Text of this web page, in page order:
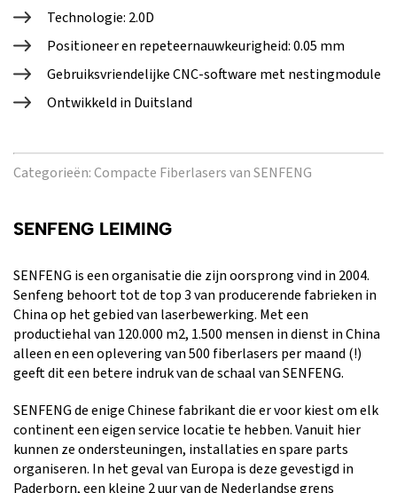
Technologie: 2.0D
Positioneer en repeteernauwkeurigheid: 0.05 mm
Gebruiksvriendelijke CNC-software met nestingmodule
Ontwikkeld in Duitsland
Categorieën:Compacte Fiberlasers van SENFENG
SENFENG LEIMING
SENFENG is een organisatie die zijn oorsprong vind in 2004.
Senfeng behoort tot de top 3 van producerende fabrieken in
China op het gebied van laserbewerking. Met een
productiehal van 120.000 m2, 1.500 mensen in dienst in China
alleen en een oplevering van 500 fiberlasers per maand (!)
geeft dit een betere indruk van de schaal van SENFENG.
SENFENG de enige Chinese fabrikant die er voor kiest om elk
continent een eigen service locatie te hebben. Vanuit hier
kunnen ze ondersteuningen, installaties en spare parts
organiseren. In het geval van Europa is deze gevestigd in
Paderborn, een kleine 2 uur van de Nederlandse grens